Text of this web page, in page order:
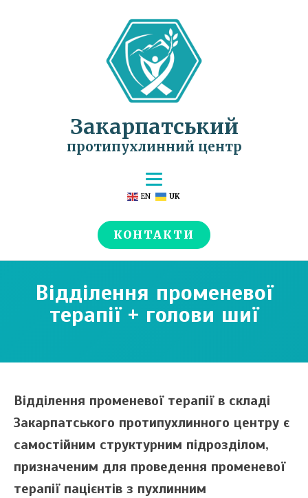
Закарпатський
протипухлинний центр
EN UK
КОНТАКТИ
Відділення променевої
терапії + голови шиї
Відділення променевої терапії в складі
Закарпатського протипухлинного центру є
самостійним структурним підрозділом,
призначеним для проведення променевої
терапії пацієнтів з пухлинним